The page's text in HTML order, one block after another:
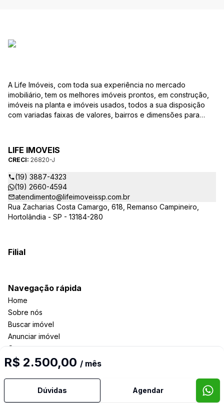
R$ 2.500,00 / mês
Dúvidas Agendar
A Life Imóveis, com toda sua experiência no mercado
imobiliário, tem os melhores imóveis prontos, em construção,
imóveis na planta e imóveis usados, todos a sua disposição
com variadas faixas de valores, bairros e dimensões para
as suas dúvidas sobre casas, apartamentos, terrenos, salas
comerciais e outros produtos imobiliários.
LIFE IMOVEIS
CRECI: 26820-J
(19) 3887-4323
(19) 2660-4594
atendimento@lifeimoveissp.com.br
Rua Zacharias Costa Camargo, 618, Remanso Campineiro,
Hortolândia - SP - 13184-280
Filial
Navegação rápida
Home
Sobre nós
Buscar imóvel
Anunciar imóvel
Contato
Imobiliária Certificada:
Selo de Tecnologia Loft